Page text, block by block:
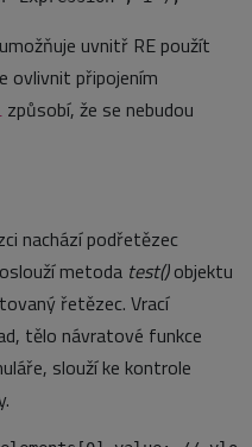
uvnitř RE použít
ovlivnit připojením
způsobí, že se nebudou
nachází podřetězec
metoda test()objektu
řetězec. Vrací
tělo návratové funkce
slouží ke kontrole